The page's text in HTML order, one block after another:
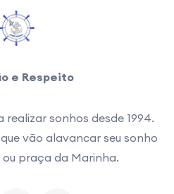
e Respeito
realizar sonhos desde 1994.
vão alavancar seu sonho
ou praça da Marinha.